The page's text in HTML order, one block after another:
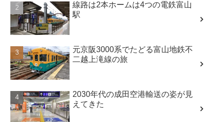
線路は2本ホームは4つの電鉄富山
駅
元京阪3000系でたどる富山地鉄不
二越上滝線の旅
2030年代の成田空港輸送の姿が見
えてきた